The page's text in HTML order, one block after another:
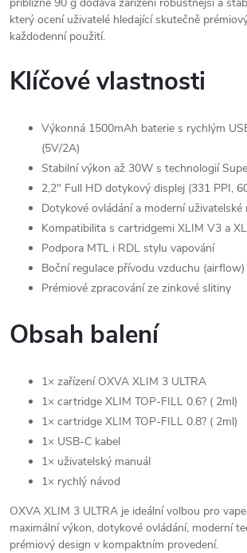
který ocení uživatelé hledající skutečně
každodenní použití.
Klíčové vlastnosti
Výkonná 1500mAh baterie s rychlým
(5V/2A)
Stabilní výkon až 30W s technologií
2,2" Full HD dotykový displej (331 PPI,
Dotykové ovládání a moderní uživatelské
Kompatibilita s cartridgemi XLIM V3 a
Podpora MTL i RDL stylu vapování
Boční regulace přívodu vzduchu (airflow)
Prémiové zpracování ze zinkové slitiny
Obsah balení
1× zařízení OXVA XLIM 3 ULTRA
1× cartridge XLIM TOP-FILL 0.6? ( 2ml)
1× cartridge XLIM TOP-FILL 0.8? ( 2ml)
1× USB-C kabel
1× uživatelský manuál
1× rychlý návod
OXVA XLIM 3 ULTRA je ideální volbou pro
maximální výkon, dotykové ovládání, moderní
prémiový design v kompaktním provedení.